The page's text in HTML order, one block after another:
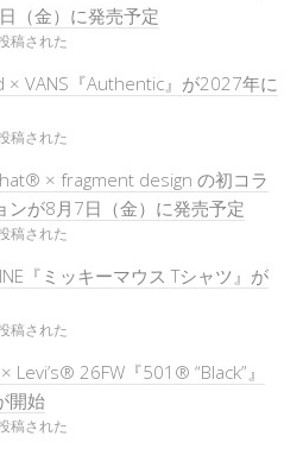
（金）に発売予定
稿された
× VANS『Authentic』が2027年に
稿された
× fragment design の初コラ
ンが8月7日（金）に発売予定
稿された
『ミッキーマウス Tシャツ』が
稿された
Levi’s® 26FW『501®︎ “Black”』
開始
稿された